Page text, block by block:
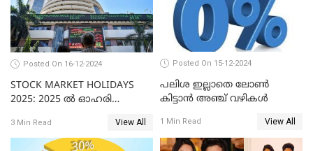
Posted On 16-12-2024
STOCK MARKET HOLIDAYS
2025: 2025 ൽ ഓഹരി
ദിനങ്ങൾ
3 Min Read View All
Posted On 15-12-2024
പലിശ ഇല്ലാതെ ലോൺ
കിട്ടാൻ അഞ്ച് വഴികൾ
1 Min Read View All